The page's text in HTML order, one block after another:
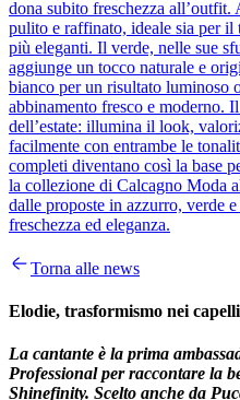
dona subito freschezza
pulito e raffinato, ideale sia per il
più eleganti. Il verde, nelle sue
aggiunge un tocco naturale e
bianco per un risultato luminoso
abbinamento fresco e moderno.
dell’estate: illumina il look,
facilmente con entrambe le
completi diventano così la base
la collezione di Calcagno Moda
dalle proposte in azzurro, verde
freschezza ed eleganza.
Torna alle news
Elodie, trasformismo nei capelli
La cantante è la prima
Professional per raccontare la
Shinefinity. Scelto anche da